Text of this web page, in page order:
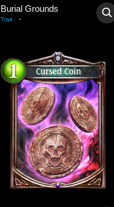
Burial Grounds
Trait : -